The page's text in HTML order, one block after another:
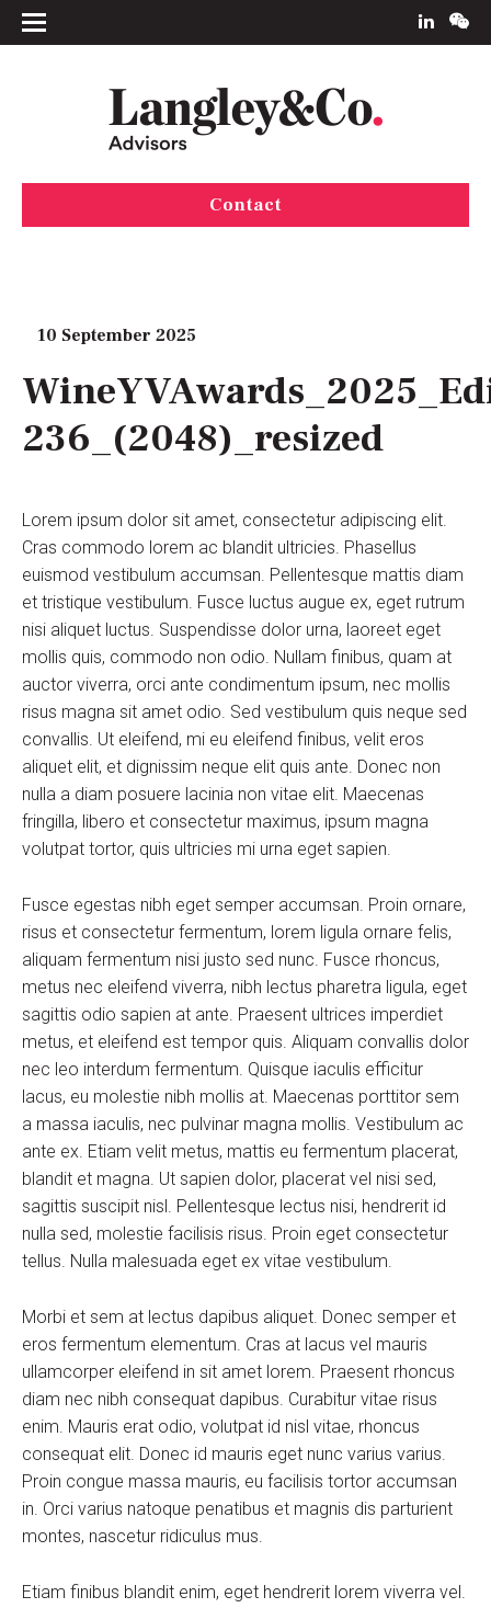
Contact
10 September 2025
236_(2048)_resized
Lorem ipsum dolor sit amet, consectetur adipiscing elit.
Cras commodo lorem ac blandit ultricies. Phasellus
euismod vestibulum accumsan. Pellentesque mattis diam
et tristique vestibulum. Fusce luctus augue ex, eget rutrum
nisi aliquet luctus. Suspendisse dolor urna, laoreet eget
mollis quis, commodo non odio. Nullam finibus, quam at
auctor viverra, orci ante condimentum ipsum, nec mollis
risus magna sit amet odio. Sed vestibulum quis neque sed
convallis. Ut eleifend, mi eu eleifend finibus, velit eros
aliquet elit, et dignissim neque elit quis ante. Donec non
nulla a diam posuere lacinia non vitae elit. Maecenas
fringilla, libero et consectetur maximus, ipsum magna
volutpat tortor, quis ultricies mi urna eget sapien.
Fusce egestas nibh eget semper accumsan. Proin ornare,
risus et consectetur fermentum, lorem ligula ornare felis,
aliquam fermentum nisi justo sed nunc. Fusce rhoncus,
metus nec eleifend viverra, nibh lectus pharetra ligula, eget
sagittis odio sapien at ante. Praesent ultrices imperdiet
metus, et eleifend est tempor quis. Aliquam convallis dolor
nec leo interdum fermentum. Quisque iaculis efficitur
lacus, eu molestie nibh mollis at. Maecenas porttitor sem
a massa iaculis, nec pulvinar magna mollis. Vestibulum ac
ante ex. Etiam velit metus, mattis eu fermentum placerat,
blandit et magna. Ut sapien dolor, placerat vel nisi sed,
sagittis suscipit nisl. Pellentesque lectus nisi, hendrerit id
nulla sed, molestie facilisis risus. Proin eget consectetur
tellus. Nulla malesuada eget ex vitae vestibulum.
Morbi et sem at lectus dapibus aliquet. Donec semper et
eros fermentum elementum. Cras at lacus vel mauris
ullamcorper eleifend in sit amet lorem. Praesent rhoncus
diam nec nibh consequat dapibus. Curabitur vitae risus
enim. Mauris erat odio, volutpat id nisl vitae, rhoncus
consequat elit. Donec id mauris eget nunc varius varius.
Proin congue massa mauris, eu facilisis tortor accumsan
in. Orci varius natoque penatibus et magnis dis parturient
montes, nascetur ridiculus mus.
Etiam finibus blandit enim, eget hendrerit lorem viverra vel.